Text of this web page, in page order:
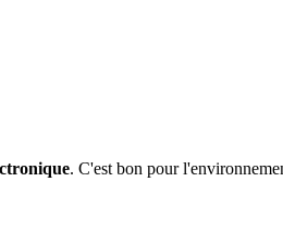
. C'est bon pour